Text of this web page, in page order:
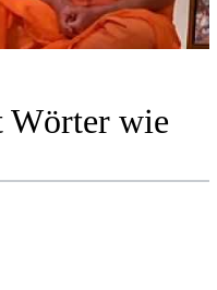
Wörter wie